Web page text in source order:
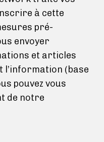
à cette
pré-
envoyer
et articles
l’information (base
pouvez vous
de notre